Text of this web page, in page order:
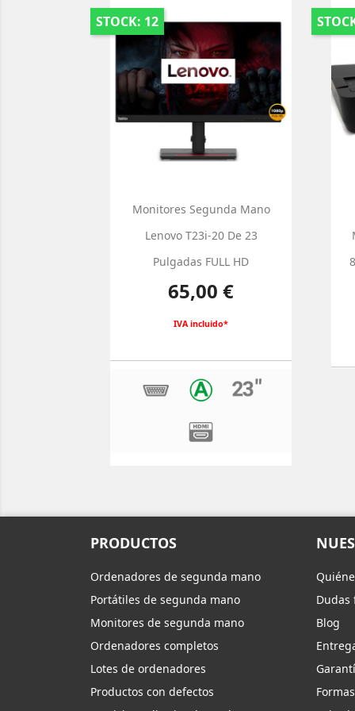
STOCK: 12
Monitores Segunda Mano
Lenovo T23i-20 De 23
Pulgadas FULL HD
Precio
65,00 €
IVA incluido*
PRODUCTOS
Ordenadores de segunda mano
Portátiles de segunda mano
Monitores de segunda mano
Ordenadores completos
Lotes de ordenadores
Productos con defectos
Dudas
Blog